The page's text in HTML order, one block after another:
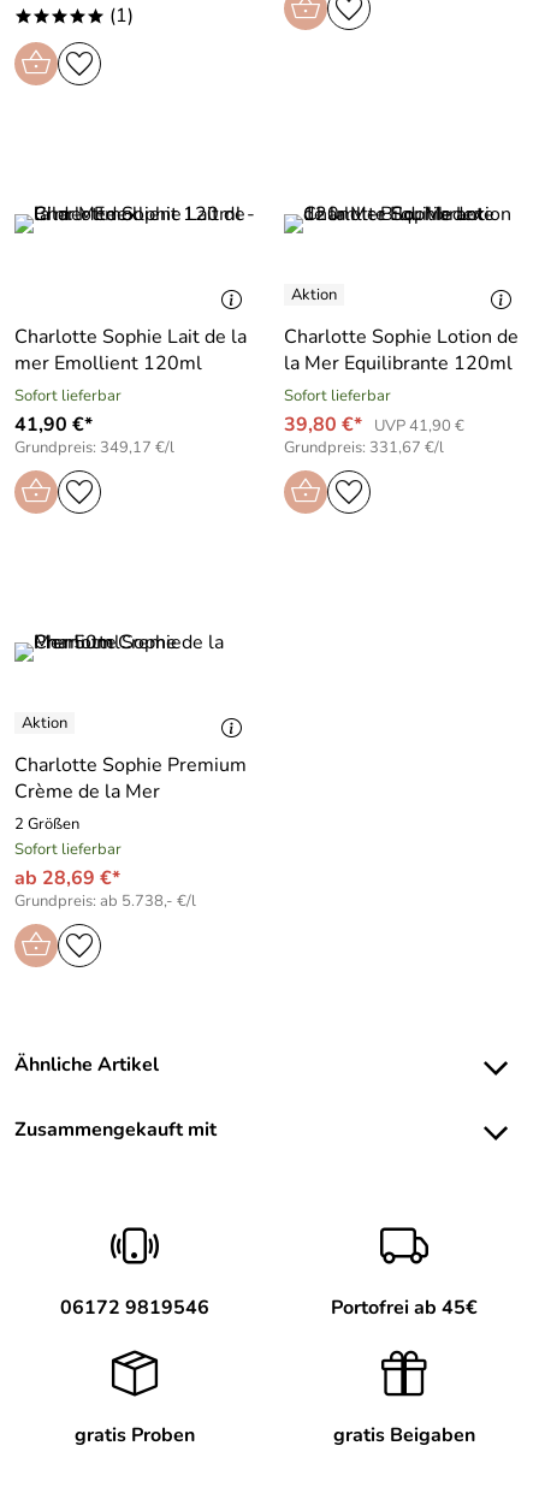
***** (1)
Charlotte Sophie Lait de la
mer Emollient 120ml
Sofort lieferbar
41,90 €*
Grundpreis: 349,17 €/l
Charlotte Sophie Lotion de
la Mer Equilibrante 120ml
Sofort lieferbar
39,80 €*
UVP 41,90 €
Grundpreis: 331,67 €/l
Charlotte Sophie Premium
Crème de la Mer
2 Größen
Sofort lieferbar
ab 28,69 €*
Grundpreis: ab 5.738,- €/l
Ähnliche Artikel
Zusammengekauft mit
06172 9819546 Portofrei ab 45€
gratis Proben gratis Beigaben